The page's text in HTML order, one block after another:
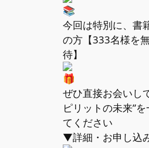
今回は特別に、書
の方【333名様を
待】
ぜひ直接お会いし
ピリットの未来”
てください
▼詳細・お申し込